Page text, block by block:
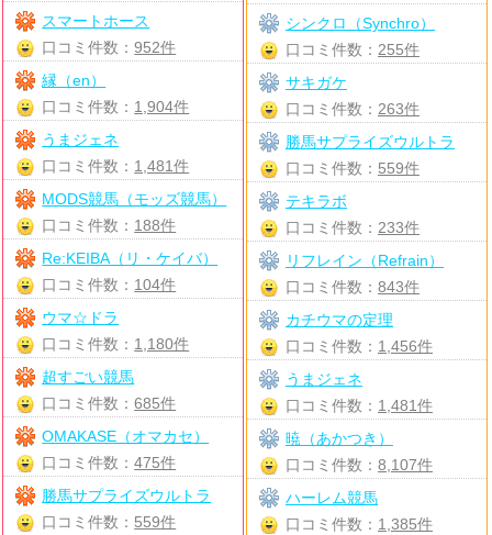
スマートホース
口コミ件数：952件
縁（en）
口コミ件数： 1,904件
うまジェネ
口コミ件数： 1,481件
MODS競馬（モッズ競馬）
口コミ件数： 188件
Re:KEIBA（リ・ケイバ）
口コミ件数： 104件
ウマ☆ドラ
口コミ件数： 1,180件
超すごい競馬
口コミ件数：685件
OMAKASE（オマカセ）
口コミ件数：475件
勝馬サプライズウルトラ
口コミ件数： 559件
シンクロ（Synchro）
口コミ件数： 255件
サキガケ
口コミ件数： 263件
勝馬サプライズウルトラ
口コミ件数： 559件
テキラボ
口コミ件数： 233件
リフレイン（Refrain）
口コミ件数： 843件
カチウマの定理
口コミ件数： 1,456件
うまジェネ
口コミ件数： 1,481件
暁（あかつき）
口コミ件数： 8,107件
ハーレム競馬
口コミ件数： 1,385件